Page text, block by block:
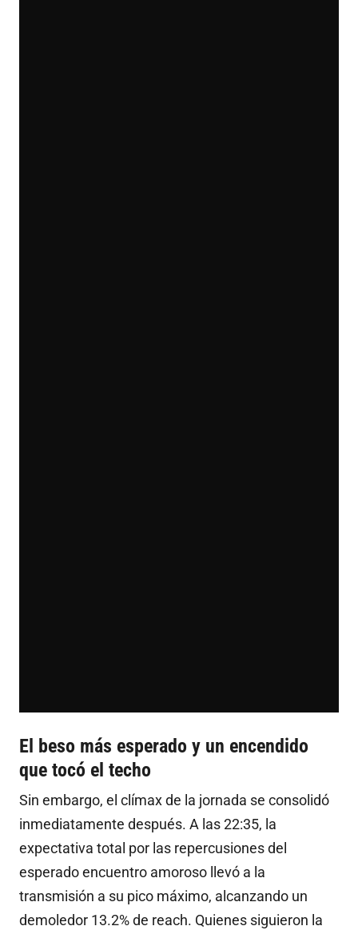
El beso más esperado y un encendido
que tocó el techo
Sin embargo, el clímax de la jornada se consolidó
inmediatamente después. A las 22:35, la
expectativa total por las repercusiones del
esperado encuentro amoroso llevó a la
transmisión a su pico máximo, alcanzando un
demoledor 13.2% de reach. Quienes siguieron la